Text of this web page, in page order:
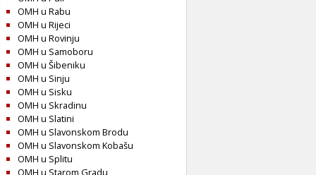
OMH u Rabu
OMH u Rijeci
OMH u Rovinju
OMH u Samoboru
OMH u Šibeniku
OMH u Sinju
OMH u Sisku
OMH u Skradinu
OMH u Slatini
OMH u Slavonskom Brodu
OMH u Slavonskom Kobašu
OMH u Splitu
OMH u Starom Gradu